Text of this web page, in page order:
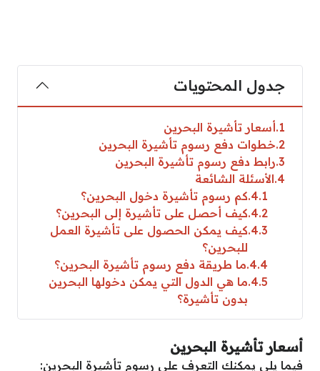
جدول المحتويات
1 أسعار تأشيرة البحرين
2 خطوات دفع رسوم تأشيرة البحرين
3 رابط دفع رسوم تأشيرة البحرين
4 الأسئلة الشائعة
4.1 كم رسوم تأشيرة دخول البحرين؟
4.2 كيف أحصل على تأشيرة إلى البحرين؟
4.3 كيف يمكن الحصول على تأشيرة العمل
للبحرين؟
4.4 ما طريقة دفع رسوم تأشيرة البحرين؟
4.5 ما هي الدول التي يمكن دخولها البحرين
بدون تأشيرة؟
أسعار تأشيرة البحرين
فيما يلي يمكنك التعرف على رسوم تأشيرة البحرين: